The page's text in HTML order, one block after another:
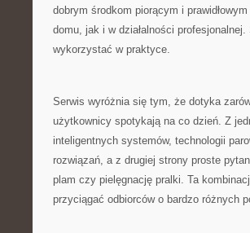
dobrym środkom piorącym i
domu, jak i w działalności
wykorzystać w praktyce.
Serwis wyróżnia się tym, że dotyka
użytkownicy spotykają na co dzień. Z
inteligentnych systemów, technologii
rozwiązań, a z drugiej strony proste
plam czy pielęgnację pralki. Ta
przyciągać odbiorców o bardzo różnych